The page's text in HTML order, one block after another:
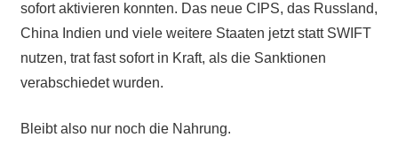
sofort aktivieren konnten. Das neue CIPS, das Russland,
China Indien und viele weitere Staaten jetzt statt SWIFT
nutzen, trat fast sofort in Kraft, als die Sanktionen
verabschiedet wurden.
Bleibt also nur noch die Nahrung.